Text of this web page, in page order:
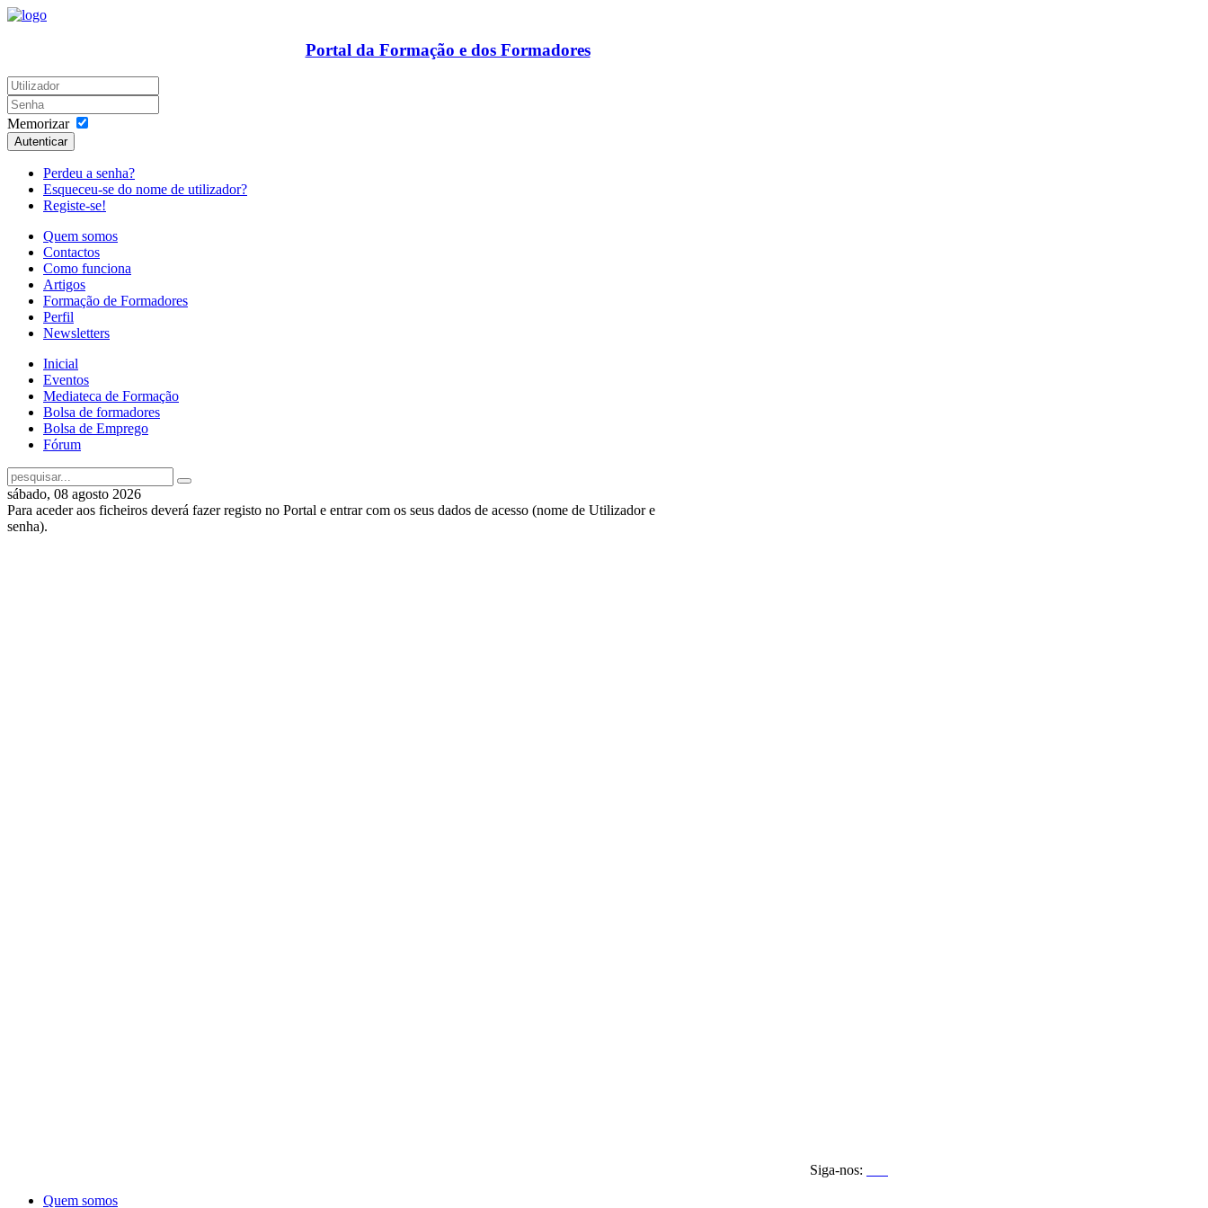
Portal da Formação e dos Formadores
Memorizar
Autenticar
Perdeu a senha?
Esqueceu-se do nome de utilizador?
Registe-se!
Quem somos
Contactos
Como funciona
Artigos
Formação de Formadores
Perfil
Newsletters
Inicial
Eventos
Mediateca de Formação
Bolsa de formadores
Bolsa de Emprego
Fórum
sábado, 08 agosto 2026
Para aceder aos ficheiros deverá fazer registo no Portal e entrar com os seus dados de acesso (nome de Utilizador e
senha).
Siga-nos:
Quem somos